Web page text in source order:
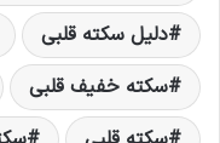
دلیل سکته قلبی
سکته خفیف قلبی